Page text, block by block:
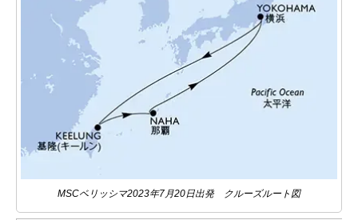
MSCベリッシマ2023年7月20日出発 クルーズルート図